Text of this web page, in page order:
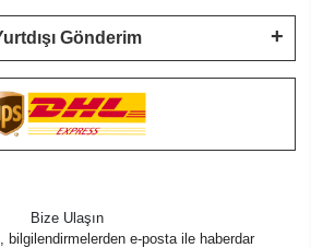
Gönderim
Bize Ulaşın
bilgilendirmelerden e-posta ile haberdar